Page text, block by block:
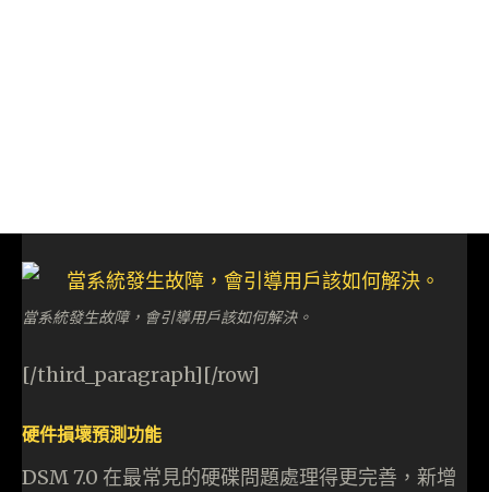
當系統發生故障，會引導用戶該如何解決。
[/third_paragraph][/row]
硬件損壞預測功能
DSM 7.0 在最常見的硬碟問題處理得更完善，新增